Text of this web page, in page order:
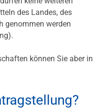
des Landes, des
genommen werden
können Sie aber in